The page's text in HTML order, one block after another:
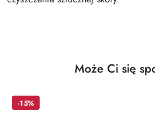
Pomiń karuzelę produktów
Produkty
Może Ci się
-15%